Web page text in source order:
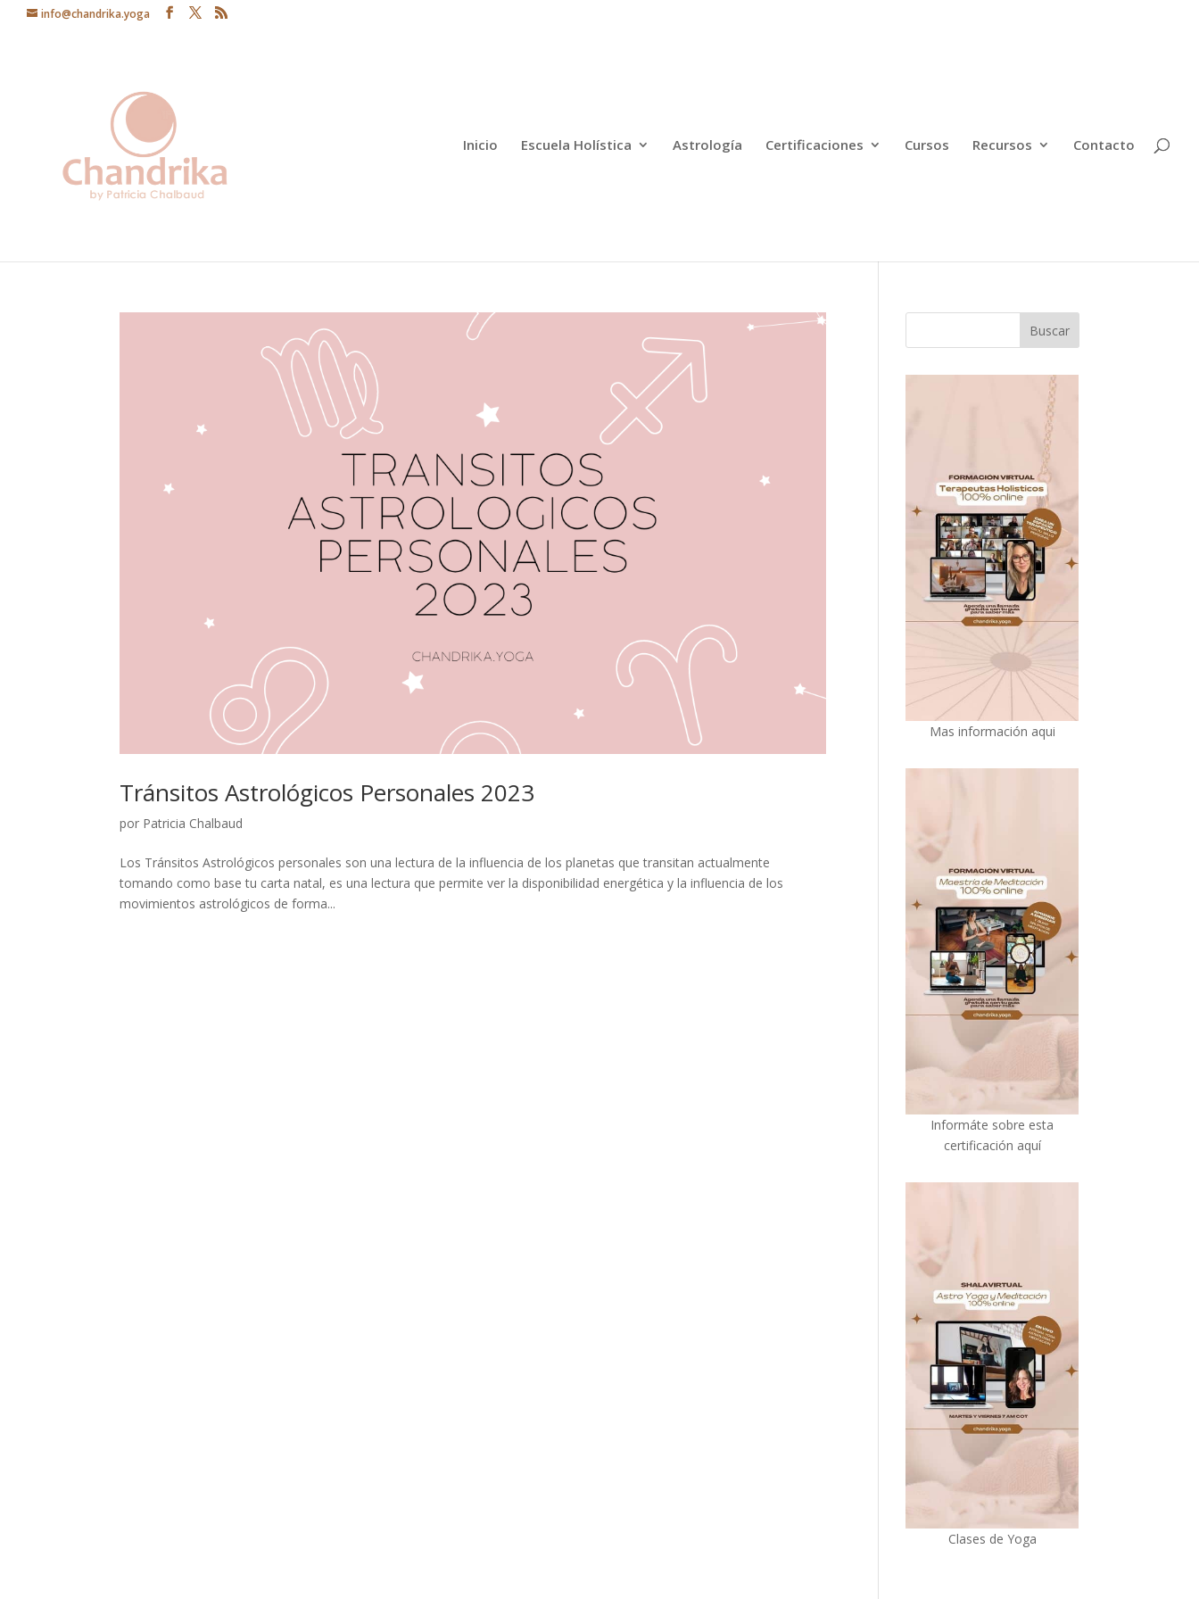
info@chandrika.yoga
Inicio Escuela Holística Astrología Certificaciones Cursos Recursos Contacto
Tránsitos Astrológicos Personales 2023
por Patricia Chalbaud
Los Tránsitos Astrológicos personales son una lectura de la influencia de los planetas que transitan actualmente
tomando como base tu carta natal, es una lectura que permite ver la disponibilidad energética y la influencia de los
movimientos astrológicos de forma...
Mas información aqui
Informáte sobre esta
certificación aquí
Clases de Yoga